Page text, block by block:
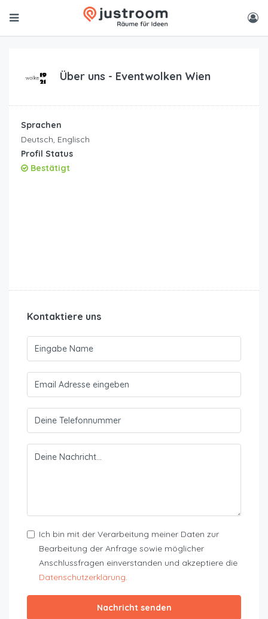
Über uns - Eventwolken Wien
Sprachen
Deutsch, Englisch
Profil Status
Bestätigt
Kontaktiere uns
Ich bin mit der Verarbeitung meiner Daten zur
Bearbeitung der Anfrage sowie möglicher
Anschlussfragen einverstanden und akzeptiere die
Datenschutzerklärung.
Nachricht senden